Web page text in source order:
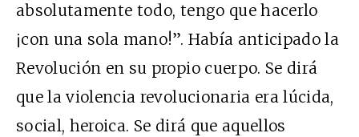
absolutamente todo, tengo que hacerlo
¡con una sola mano!”. Había anticipado la
Revolución en su propio cuerpo. Se dirá
que la violencia revolucionaria era lúcida,
social, heroica. Se dirá que aquellos